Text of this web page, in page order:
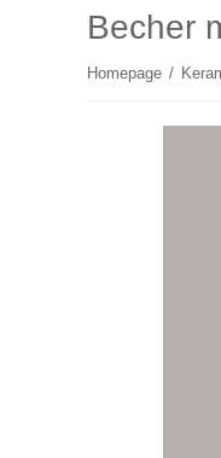
Becher
Homepage /